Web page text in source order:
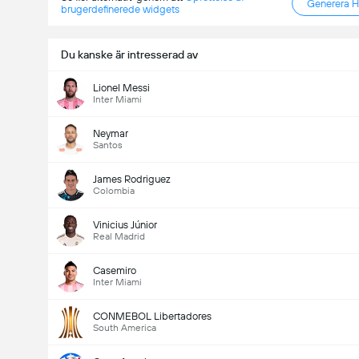
brugerdefinerede widgets
Generera
Du kanske är intresserad av
Lionel Messi
Inter Miami
Neymar
Santos
James Rodriguez
Colombia
Vinicius Júnior
Real Madrid
Casemiro
Inter Miami
CONMEBOL Libertadores
South America